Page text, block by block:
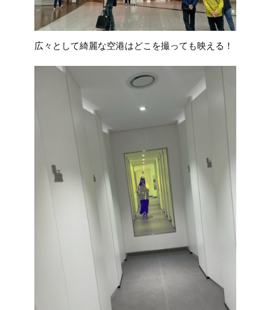
広々として綺麗な空港はどこを撮っても映える！